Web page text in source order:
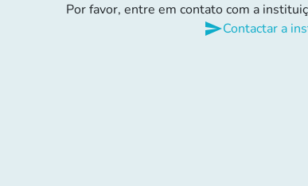
Por favor, entre em contato com a
sendContactar a